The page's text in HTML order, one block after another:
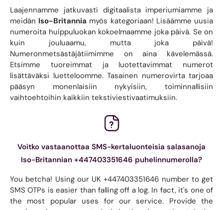
Laajennamme jatkuvasti digitaalista imperiumiamme ja
meidän Iso-Britannia myös kategoriaan! Lisäämme uusia
numeroita huippuluokan kokoelmaamme joka päivä. Se on
kuin jouluaamu, mutta joka päivä!
Numeronmetsästäjätiimimme on aina kävelemässä.
Etsimme tuoreimmat ja luotettavimmat numerot
lisättäväksi luetteloomme. Tasainen numerovirta tarjoaa
pääsyn monenlaisiin nykyisiin, toiminnallisiin
vaihtoehtoihin kaikkiin tekstiviestivaatimuksiin.
Voitko vastaanottaa SMS-kertaluonteisia salasanoja
Iso-Britannian +447403351646 puhelinnumerolla?
You betcha! Using our UK +447403351646 number to get
SMS OTPs is easier than falling off a log. In fact, it's one of
the most popular uses for our service. Provide the